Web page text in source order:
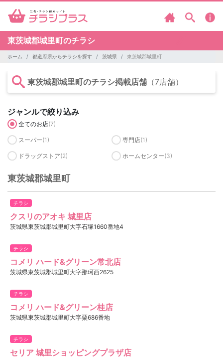
東茨城郡城里町のチラシ
ホーム 都道府県からチラシを探す 茨城県 東茨城郡城里町
東茨城郡城里町のチラシ掲載店舗 （7店舗）
ジャンルで絞り込み
全てのお店(7)
スーパー(1) 専門店(1)
ドラッグストア(2) ホームセンター(3)
東茨城郡城里町
チラシ
クスリのアオキ 城里店
茨城県東茨城郡城里町大字石塚1660番地4
チラシ
コメリ ハード&グリーン常北店
茨城県東茨城郡城里町大字那珂西2625
チラシ
コメリ ハード&グリーン桂店
茨城県東茨城郡城里町大字粟686番地
チラシ
セリア 城里ショッピングプラザ店